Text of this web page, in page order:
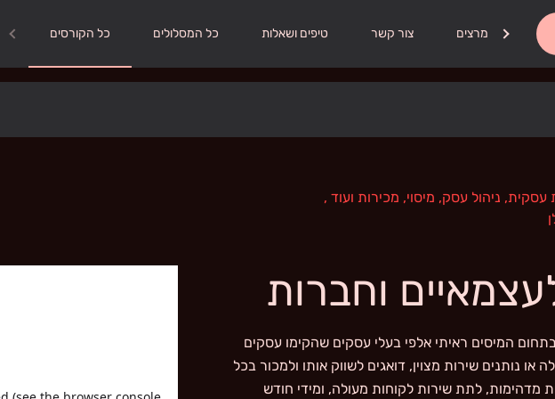
כל הקורסים כל המסלולים טיפים ושאלות צור קשר מרצים
עסקית, ניהול עסק, מיסוי, מכירות ועוד ,
וחברות
המיסים ראיתי אלפי בעלי עסקים שהקימו עסקים
או נותנים שירות מצוין, דואגים לשווק אותו ולמכור בכל
מדהימות, לתת שירות לקוחות מעולה, ומידי חודש